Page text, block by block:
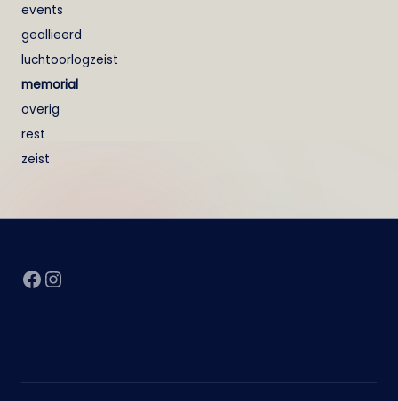
events
geallieerd
luchtoorlogzeist
memorial
overig
rest
zeist
Facebook
Instagram